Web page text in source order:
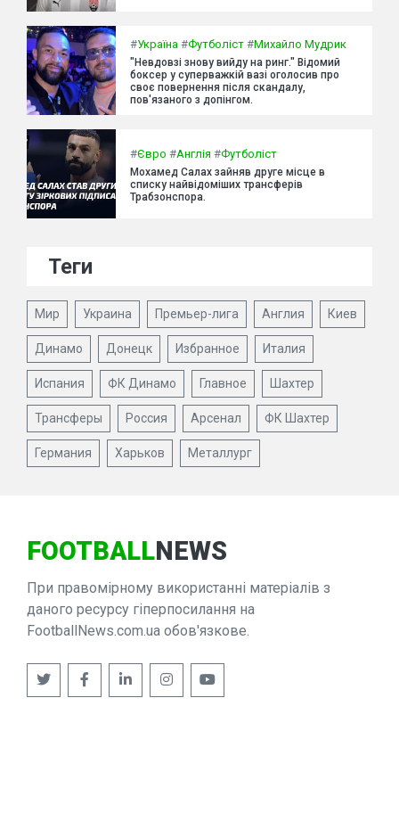
#Україна #Футболіст #Михайло Мудрик
"Невдовзі знову вийду на ринг." Відомий
боксер у суперважкій вазі оголосив про
своє повернення після скандалу,
пов'язаного з допінгом.
#Євро #Англія #Футболіст
Мохамед Салах зайняв друге місце в
списку найвідоміших трансферів
Трабзонспора.
Теги
Мир Украина Премьер-лига Англия Киев
Динамо Донецк Избранное Италия
Испания ФК Динамо Главное Шахтер
Трансферы Россия Арсенал ФК Шахтер
Германия Харьков Металлург
FOOTBALLNEWS
При правомірному використанні матеріалів з
даного ресурсу гіперпосилання на
FootballNews.com.ua обов'язкове.